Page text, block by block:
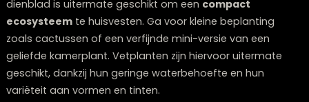
de tijd van het jaar, je gemoedstoestand, of gewoon
wanneer je toe bent aan iets nieuws.
2: Schep een groene oase